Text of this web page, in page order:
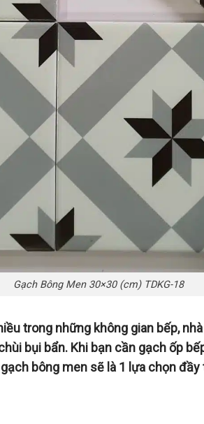
Gạch Bông Men 30×30 (cm) TDKG-18
trong những không gian bếp,
bụi bẩn. Khi bạn cần gạch ốp
bông men sẽ là 1 lựa chọn